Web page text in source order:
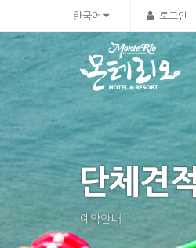
한국어 로그인
단체견
예약안내
Sketchbook5, 스